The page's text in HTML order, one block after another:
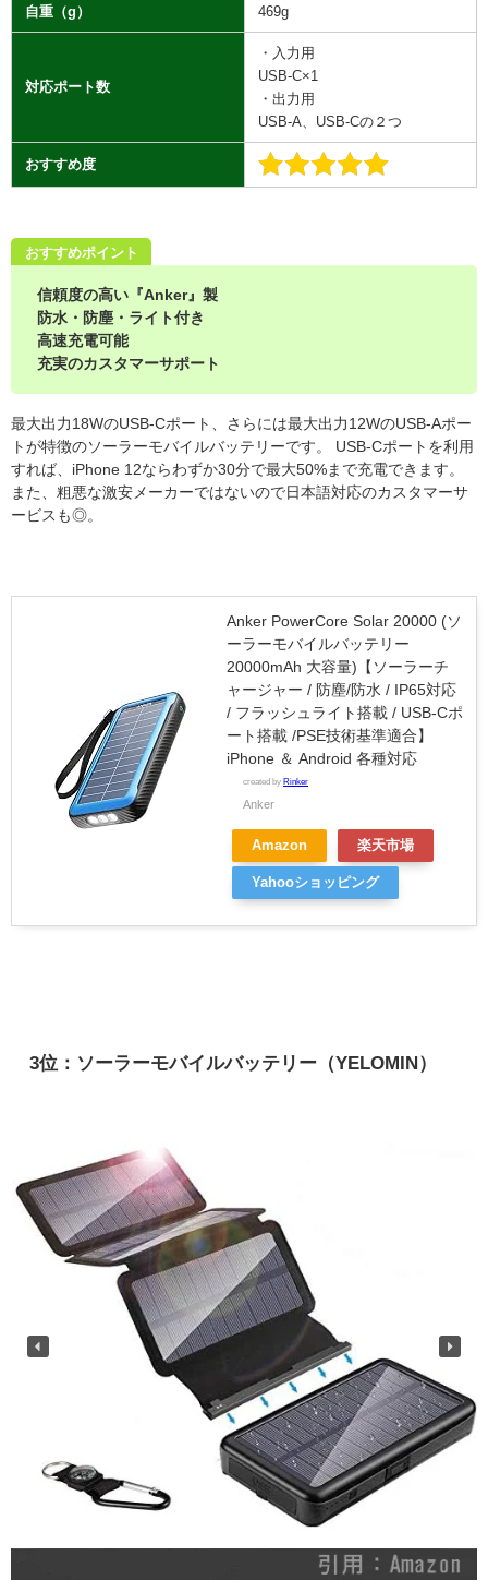
自重（g） 469g
対応ポート数
・
入力用
USB-C×1
・ 出力用
USB-A、USB-Cの２つ
おすすめ度
おすすめポイント
信頼度の高い『Anker』製
防水・防塵・ライト付き
高速充電可能
充実のカスタマーサポート
最大出力18WのUSB-Cポート、さらには最大出力12WのUSB-Aポー
トが特徴のソーラーモバイルバッテリーです。 USB-Cポートを利用
すれば、iPhone 12ならわずか30分で最大50%まで充電できます。
また、粗悪な激安メーカーではないので日本語対応のカスタマーサ
ービスも◎。
Anker PowerCore Solar 20000 (ソ
ーラーモバイルバッテリー
20000mAh 大容量)【ソーラーチ
ャージャー / 防塵/防水 / IP65対応
/ フラッシュライト搭載 / USB-Cポ
ート搭載 /PSE技術基準適合】
iPhone ＆ Android 各種対応
created by Rinker
Anker
Amazon 楽天市場
Yahooショッピング
3位：ソーラーモバイルバッテリー（YELOMIN）